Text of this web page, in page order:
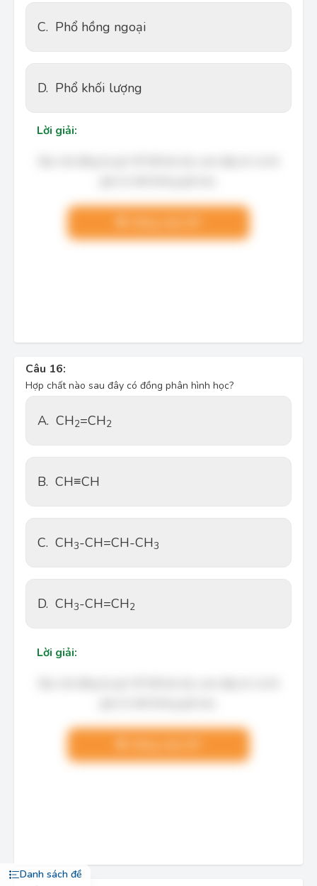
Danh sách đề
C. Phổ hồng ngoại
D. Phổ khối lượng
Lời giải:
Câu 16:
Hợp chất nào sau đây có đồng phân hình học?
A. CH2=CH2
B. CH≡CH
C. CH3-CH=CH-CH3
D. CH3-CH=CH2
Lời giải: